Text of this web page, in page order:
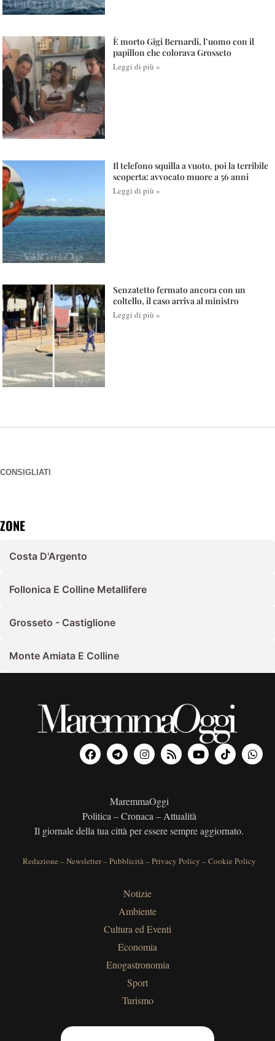
È morto Gigi Bernardi, l’uomo con il
papillon che colorava Grosseto
Leggi di più »
Il telefono squilla a vuoto, poi la terribile
scoperta: avvocato muore a 56 anni
Leggi di più »
Senzatetto fermato ancora con un
coltello, il caso arriva al ministro
Leggi di più »
CONSIGLIATI
ZONE
Costa D'Argento
Follonica E Colline Metallifere
Grosseto - Castiglione
Monte Amiata E Colline
MaremmaOggi
Politica – Cronaca – Attualità
Il giornale della tua città per essere sempre aggiornato.
Redazione –Newsletter–Pubblicità–Privacy Policy –Cookie Policy
Notizie
Ambiente
Cultura ed Eventi
Economia
Enogastronomia
Sport
Turismo